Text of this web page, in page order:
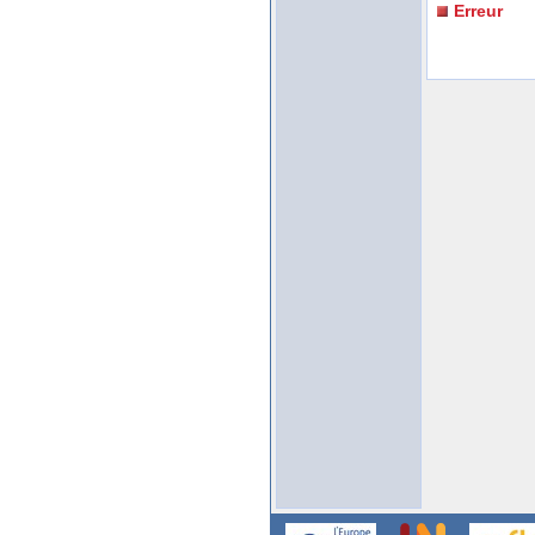
Erreur